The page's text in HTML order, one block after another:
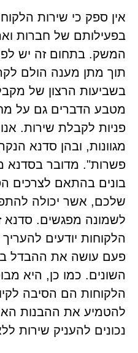
אין ספק כי שירות
בפעילותם של חברות
המשק. בתחום זה יש
תוך מתן מענה הולם
בשביעות הרצון של
מטבע הדברים גם על
פניות לקבלת שירות.
מגוונות, ובהן סדנא
פשרות". מדובר בסדנא
בונים בהתאם לצרכים
שלכם, אשר יכולה
לשמונה מפגשים. סדנא
הלקוחות יודעים
פעם עושה את ההבדל
השונים. כמו כן, היא
הלקוחות הם הסיבה
להטמיע את ההבנות
נכונים להעניק שירות